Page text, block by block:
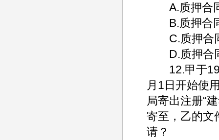
A.质押合
B.质押合
C.质押合同
D.质押合同
12.甲于
月1日开始使
局寄出注册“
寄至，乙的文
请？